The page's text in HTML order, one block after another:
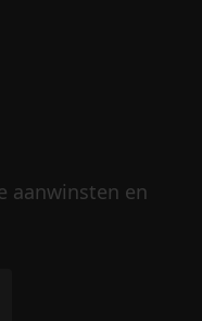
aanwinsten en